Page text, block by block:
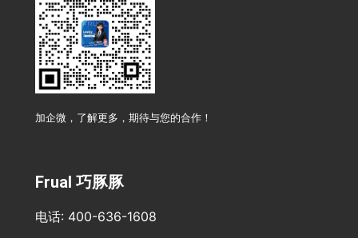
加企微，了解更多，期待与您的合作！
Frual 巧豚豚
电话: 400-636-1608